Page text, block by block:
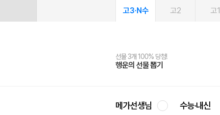
고3·N수 고2 고1
선물 3개 100% 당첨!
행운의 선물 뽑기
선물 100% 증정!
메가스터디 X 올리브
여름방학 스터디 캐시백
메가런 썸머스쿨
2027 러셀 단과
강사 공개선발
스마트러닝앱
설문 EVENT
메가패스
3일 무료 체험권
메가패스 수강생 무료혜택!
메가클럽 멤버십
사회공헌 캠페인
희망이룸 메가나눔
메가선생님 수능·내신